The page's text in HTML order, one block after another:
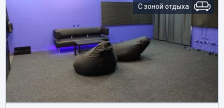
С зоной отдыха